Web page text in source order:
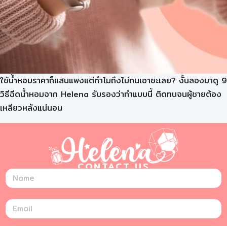
ใช้น้ำหอมราคาก็แสนแพงแต่ทำไมถึงไม่ทนเอาซะเลย? งั้นลองมาดู 9
วิธีฉีดน้ำหอมจาก Helena รับรองว่าทำแบบนี้ ติดทนจนผู้ชายต้อง
เหลียวหลังแน่นอน
CONTACT US